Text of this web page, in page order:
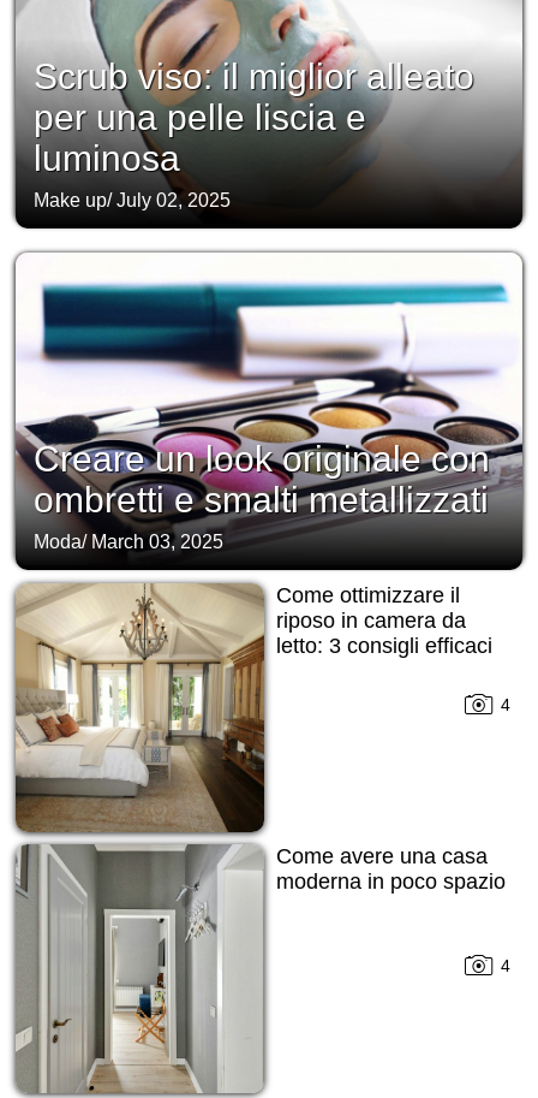
Scrub viso: il miglior alleato
per una pelle liscia e
luminosa
Make up/July 02, 2025
Creare un look originale con
ombretti e smalti metallizzati
Moda/ March 03, 2025
Come ottimizzare il
riposo in camera da
letto: 3 consigli efficaci
4
Come avere una casa
moderna in poco spazio
4